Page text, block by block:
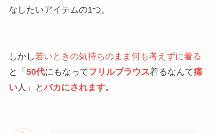
なしたいアイテムの1つ。
しかし若いときの気持ちのまま何も考えずに着る
と「 50代にもなって フリルブラウス着るなんて痛
い人」とバカにされます。